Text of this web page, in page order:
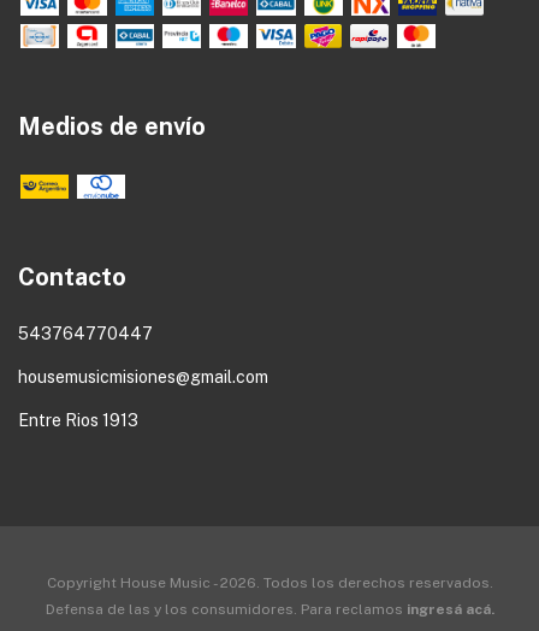
Medios de envío
Contacto
543764770447
housemusicmisiones@gmail.com
Entre Rios 1913
Copyright House Music - 2026. Todos los derechos reservados.
Defensa de las y los consumidores. Para reclamos ingresá acá.